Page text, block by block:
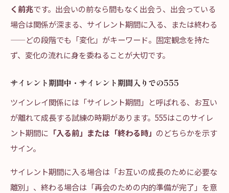
く前兆です。出会いの前なら間もなく出会う、出会っている
場合は関係が深まる、サイレント期間に入る、または終わる
——どの段階でも「変化」がキーワード。固定観念を持た
ず、変化の流れに身を委ねることが大切です。
サイレント期間中・サイレント期間入りでの555
ツインレイ関係には「サイレント期間」と呼ばれる、お互い
が離れて成長する試練の時期があります。555はこのサイレ
ント期間に 「入る前」または「終わる時」 のどちらかを示す
サイン。
サイレント期間に入る場合は「お互いの成長のために必要な
離別」、終わる場合は「再会のための内的準備が完了」を意